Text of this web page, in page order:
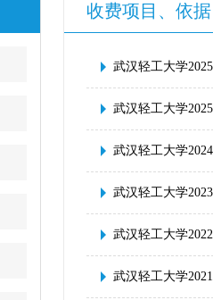
收费项目、依
武汉轻工大学
武汉轻工大学
武汉轻工大学
武汉轻工大学
武汉轻工大学
武汉轻工大学